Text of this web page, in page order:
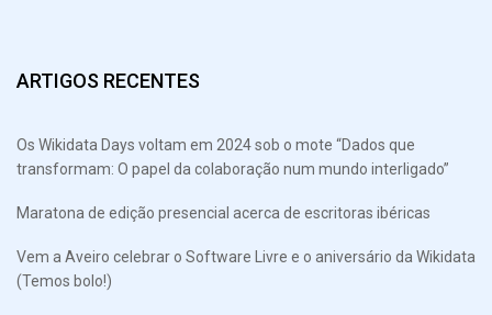
ARTIGOS RECENTES
Os Wikidata Days voltam em 2024 sob o mote “Dados que
transformam: O papel da colaboração num mundo interligado”
Maratona de edição presencial acerca de escritoras ibéricas
Vem a Aveiro celebrar o Software Livre e o aniversário da Wikidata
(Temos bolo!)